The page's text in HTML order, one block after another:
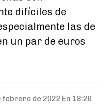
difíciles de
las de
un par de euros
febrero de 2022 En 18:26